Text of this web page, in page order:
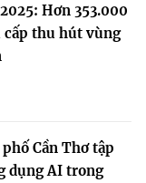
Hơn 353.000
thu hút vùng
Cần Thơ tập
dụng AI trong